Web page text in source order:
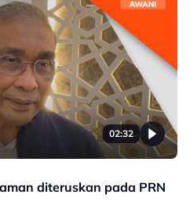
02:32
diteruskan pada PRN